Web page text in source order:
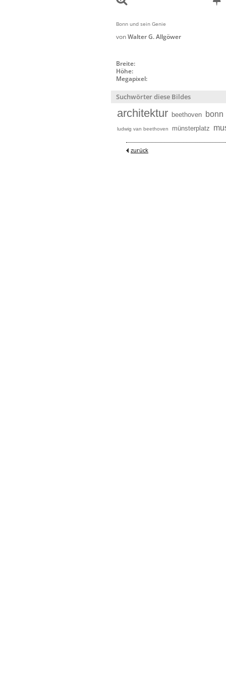
Bonn und sein Genie
vonWalter G. Allgöwer
Breite:
Höhe:
Megapixel:
Suchwörter diese Bildes
architektur beethoven bonn
ludwig van beethoven münsterplatz
zurück